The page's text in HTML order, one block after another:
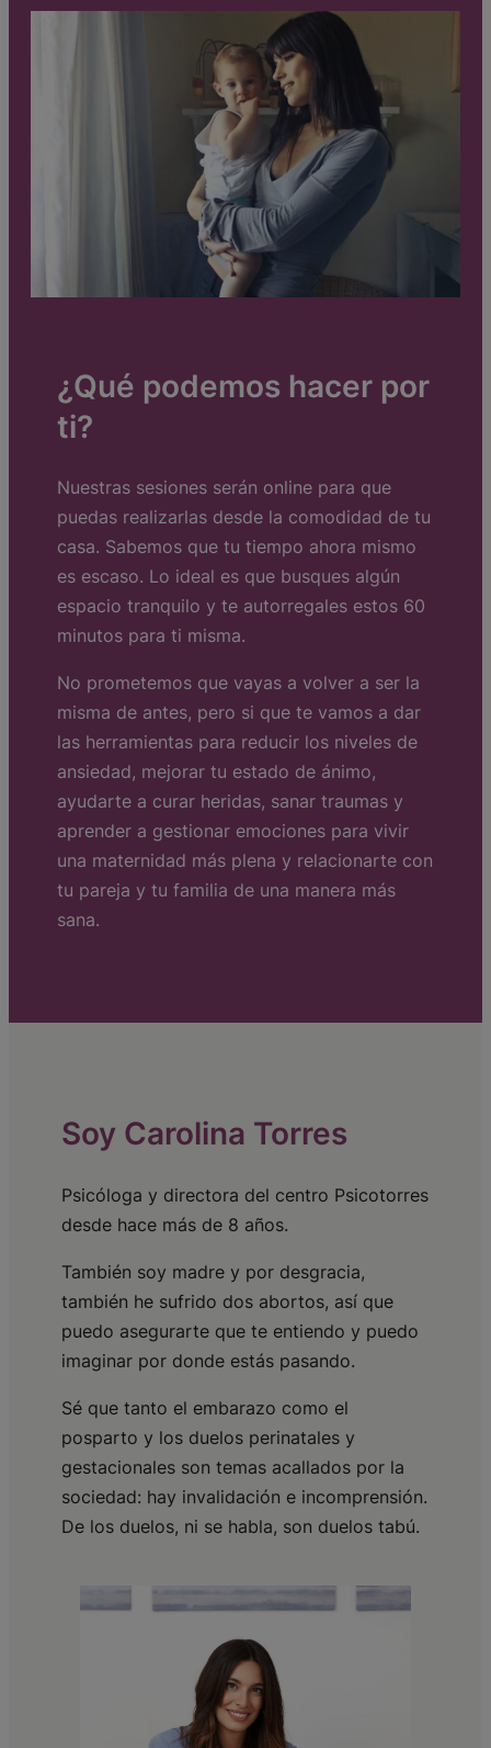
¿Qué podemos hacer por
ti?
Nuestras sesiones serán online para que
puedas realizarlas desde la comodidad de tu
casa. Sabemos que tu tiempo ahora mismo
es escaso. Lo ideal es que busques algún
espacio tranquilo y te autorregales estos 60
minutos para ti misma.
No prometemos que vayas a volver a ser la
misma de antes, pero si que te vamos a dar
las herramientas para reducir los niveles de
ansiedad, mejorar tu estado de ánimo,
ayudarte a curar heridas, sanar traumas y
aprender a gestionar emociones para vivir
una maternidad más plena y relacionarte con
tu pareja y tu familia de una manera más
sana.
Soy Carolina Torres
Psicóloga y directora del centro Psicotorres
desde hace más de 8 años.
También soy madre y por desgracia,
también he sufrido dos abortos, así que
puedo asegurarte que te entiendo y puedo
imaginar por donde estás pasando.
Sé que tanto el embarazo como el
posparto y los duelos perinatales y
gestacionales son temas acallados por la
sociedad: hay invalidación e incomprensión.
De los duelos, ni se habla, son duelos tabú.